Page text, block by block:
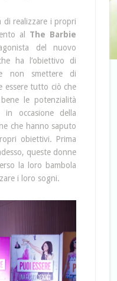
di realizzare i propri
al The Barbie
del nuovo
ha l’obiettivo di
non smettere di
essere tutto ciò che
le potenzialità
occasione della
che hanno saputo
obiettivi. Prima
queste donne
la loro bambola
i loro sogni.